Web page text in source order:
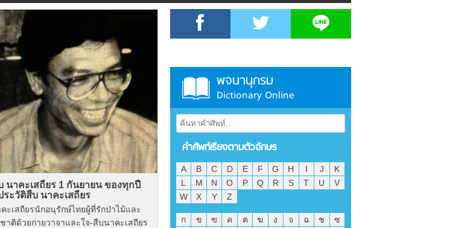
นาคะเสถียร 1 กันยายน ของทุกปี
ระวัติสืบ นาคะเสถียร
ะเสถียรนักอนุรักษ์ไทยผู้ที่รักป่าไม้และ
าติด้วยกายวาจาและใจ-สืบนาคะเสถียร
พจนานุกรม
Dictionary Online
คำศัพท์เรียงตามตัวอักษร
A B C D E F G H I J
K
L
M N O P Q R S T U
V
W
X Y Z
ก ข ฃ ค ฅ ฆ ง จ ฉ ช
ซ